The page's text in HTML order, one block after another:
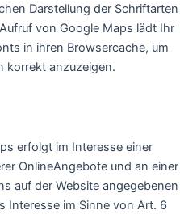
Darstellung der Schriftarten
von Google Maps lädt Ihr
in ihren Browsercache, um
korrekt anzuzeigen.
erfolgt im Interesse einer
OnlineAngebote und an einer
auf der Website angegebenen
Interesse im Sinne von Art. 6